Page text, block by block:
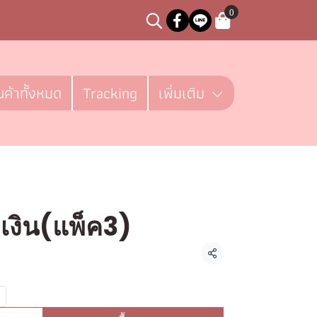
0
าทั้งหมด Tracking เพิ่มเติม
งิน(แพ็ค3)
แชร์